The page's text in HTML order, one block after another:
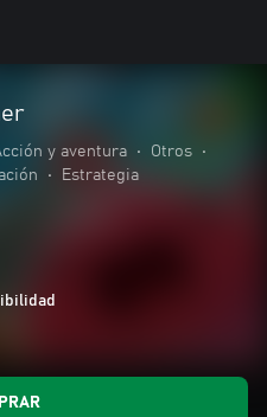
y aventura • Otros
•
• Estrategia